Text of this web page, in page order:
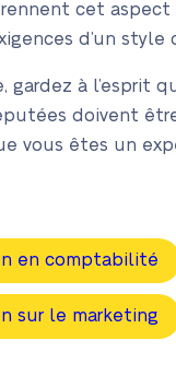
cet
d’un style
gardez à l’esprit
doivent
vous êtes un
en comptabilité
sur le marketing